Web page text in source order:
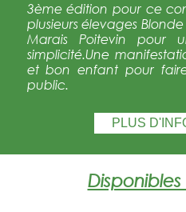
3ème édition pour ce
plusieurs élevages
Marais Poitevin pour
simplicité.Une
et bon enfant pour
public.
PLUS